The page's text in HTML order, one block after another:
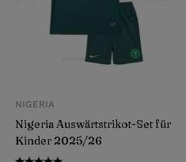
NIGERIA
Nigeria Auswärtstrikot-Set für
Kinder 2025/26